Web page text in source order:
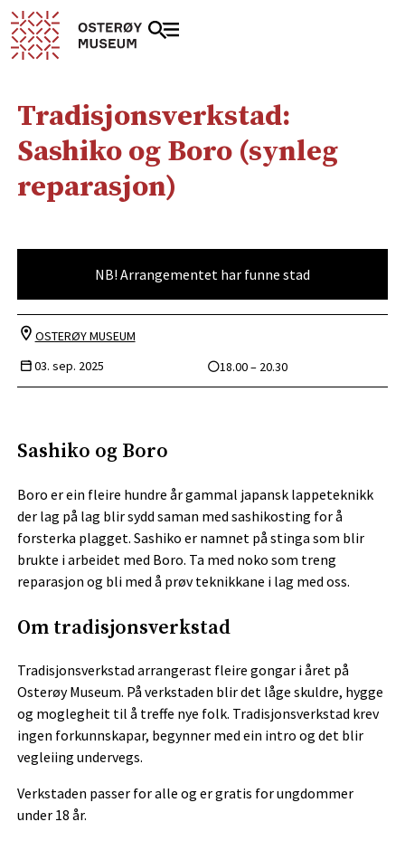
Tradisjonsverkstad:
Sashiko og Boro (synleg
reparasjon)
NB! Arrangementet har funne stad
OSTERØY MUSEUM
03. sep. 2025
18.00 – 20.30
Sashiko og Boro
Boro er ein fleire hundre år gammal japansk lappeteknikk
der lag på lag blir sydd saman med sashikosting for å
forsterka plagget. Sashiko er namnet på stinga som blir
brukte i arbeidet med Boro. Ta med noko som treng
reparasjon og bli med å prøv teknikkane i lag med oss.
Om tradisjonsverkstad
Tradisjonsverkstad arrangerast fleire gongar i året på
Osterøy Museum. På verkstaden blir det låge skuldre, hygge
og moglegheit til å treffe nye folk. Tradisjonsverkstad krev
ingen forkunnskapar, begynner med ein intro og det blir
vegleiing undervegs.
Verkstaden passer for alle og er gratis for ungdommer
under 18 år.